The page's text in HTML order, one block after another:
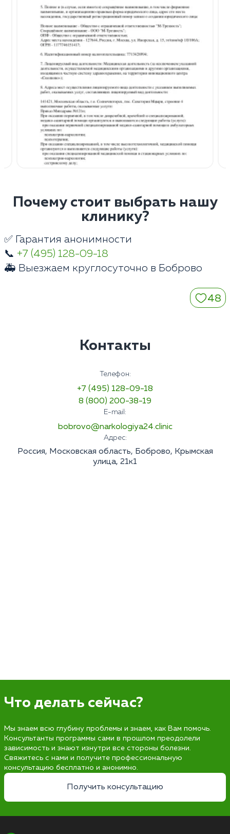
Почему стоит выбрать нашу
клинику?
✅ Гарантия анонимности
📞 +7 (495) 128-09-18
🚑 Выезжаем круглосуточно в Боброво
48
Контакты
Телефон:
+7 (495) 128-09-18
8 (800) 200-38-19
E-mail:
bobrovo@narkologiya24.clinic
Адрес:
Россия, Московская область, Боброво, Крымская
улица, 21к1
Что делать сейчас?
Мы знаем всю глубину проблемы и знаем, как Вам помочь.
Консультанты программы сами в прошлом преодолели
зависимость и знают изнутри все стороны болезни.
Свяжитесь с нами и получите профессиональную
консультацию бесплатно и анонимно.
Получить консультацию